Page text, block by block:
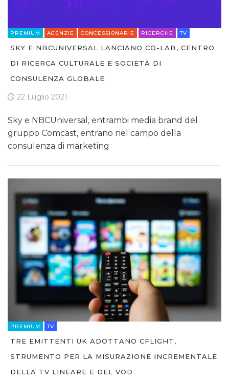
PREMIUM AGENZIE CONCESSIONARIE RICERCHE TV
SKY E NBCUNIVERSAL LANCIANO CO-LAB, CENTRO
DI RICERCA CULTURALE E SOCIETÀ DI
CONSULENZA GLOBALE
22 Luglio 2021
Sky e NBCUniversal, entrambi media brand del
gruppo Comcast, entrano nel campo della
consulenza di marketing
PREMIUM TV
TRE EMITTENTI UK ADOTTANO CFLIGHT,
STRUMENTO PER LA MISURAZIONE INCREMENTALE
DELLA TV LINEARE E DEL VOD